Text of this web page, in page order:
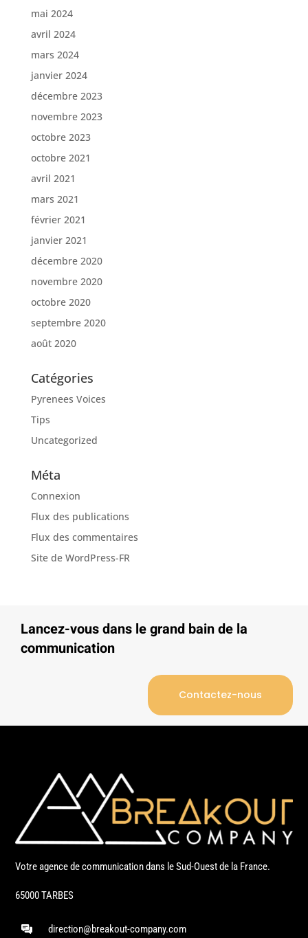
mai 2024
avril 2024
mars 2024
janvier 2024
décembre 2023
novembre 2023
octobre 2023
octobre 2021
avril 2021
mars 2021
février 2021
janvier 2021
décembre 2020
novembre 2020
octobre 2020
septembre 2020
août 2020
Catégories
Pyrenees Voices
Tips
Uncategorized
Méta
Connexion
Flux des publications
Flux des commentaires
Site de WordPress-FR
Lancez-vous dans le grand bain de la
communication
Contactez-nous
Votre agence de communication dans le Sud-Ouest de la France.
65000 TARBES
direction@breakout-company.com